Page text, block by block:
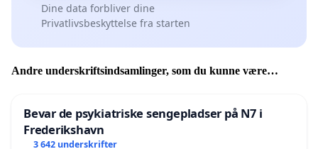
Dine data forbliver dine
Privatlivsbeskyttelse fra starten
Andre underskriftsindsamlinger, som du kunne være
Bevar de psykiatriske sengepladser på N7 i
Frederikshavn
3 642 underskrifter